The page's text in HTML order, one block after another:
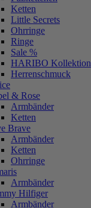
Ketten
Little Secrets
Ohrringe
Ringe
Sale %
HARIBO Kollektion
Herrenschmuck
& Rose
Armbänder
Ketten
Brave
Armbänder
Ketten
Ohrringe
Armbänder
Hilfiger
Armbänder